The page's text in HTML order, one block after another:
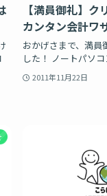
【満員御礼】
カンタン会計ワ
おかげさまで、満
した！ ノートパソ
2011年11月22日